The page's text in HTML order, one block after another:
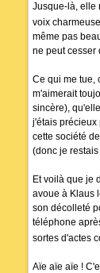
Jusque-là, elle
voix
même pas
ne peut cesser
Ce qui me tue,
m'aimerait
sincère),
j'étais précieux
cette société
(donc je
Et voilà que je
avoue à Klaus
son décolleté
téléphone
sortes d'actes
Aïe aïe aïe !